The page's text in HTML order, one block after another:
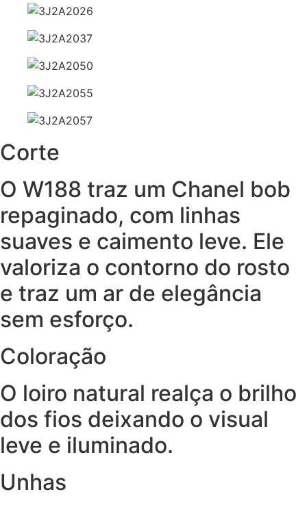
Corte
O W188 traz um Chanel bob
repaginado, com linhas
suaves e caimento leve. Ele
valoriza o contorno do rosto
e traz um ar de elegância
sem esforço.
Coloração
O loiro natural realça o brilho
dos fios deixando o visual
leve e iluminado.
Unhas